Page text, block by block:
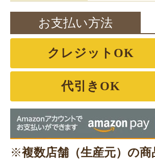
お支払い方法
クレジットOK
代引きOK
※複数店舗（生産元）の